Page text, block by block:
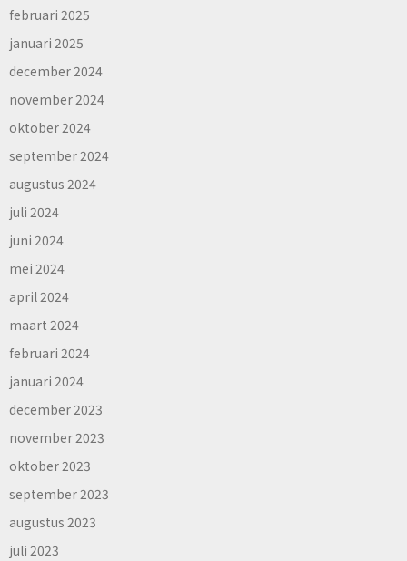
februari 2025
januari 2025
december 2024
november 2024
oktober 2024
september 2024
augustus 2024
juli 2024
juni 2024
mei 2024
april 2024
maart 2024
februari 2024
januari 2024
december 2023
november 2023
oktober 2023
september 2023
augustus 2023
juli 2023